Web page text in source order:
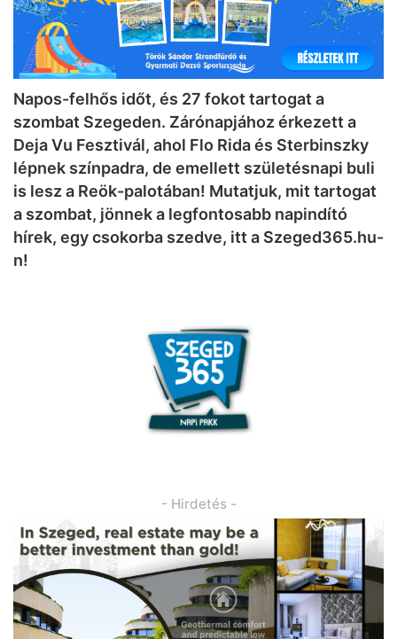
Napos-felhős időt, és 27 fokot tartogat a
szombat Szegeden. Zárónapjához érkezett a
Deja Vu Fesztivál, ahol Flo Rida és Sterbinszky
lépnek színpadra, de emellett születésnapi buli
is lesz a Reök-palotában! Mutatjuk, mit tartogat
a szombat, jönnek a legfontosabb napindító
hírek, egy csokorba szedve, itt a Szeged365.hu-
n!
- Hirdetés -